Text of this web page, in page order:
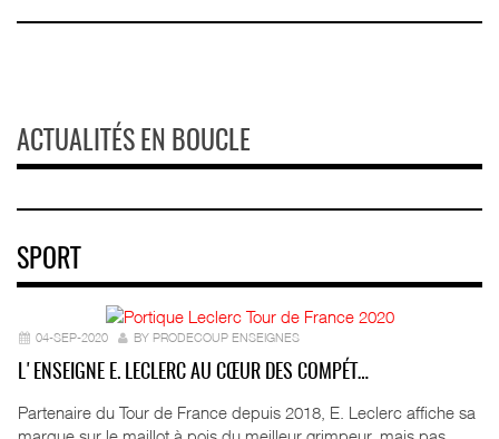
ACTUALITÉS EN BOUCLE
SPORT
04-SEP-2020 BY PRODECOUP ENSEIGNES
L'ENSEIGNE E. LECLERC AU CŒUR DES COMPÉT…
Partenaire du Tour de France depuis 2018, E. Leclerc affiche sa